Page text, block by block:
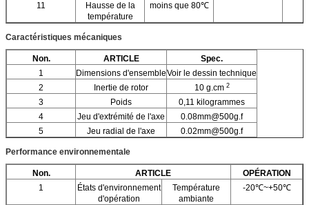
11
Hausse de la
température
moins que 80℃
Caractéristiques mécaniques
Non. ARTICLE
Spec.
1
Dimensions d'ensembleVoir le dessin technique
2
Inertie de rotor 10 g.cm 2
3 Poids
0,11 kilogrammes
4
Jeu d'extrémité de l'axe
0.08mm@500g.f
5
Jeu radial de l'axe 0.02mm@500g.f
Performance environnementale
Non. ARTICLE
OPÉRATION
1
États d'environnement
d'opération
Température
ambiante
-20℃~+50℃